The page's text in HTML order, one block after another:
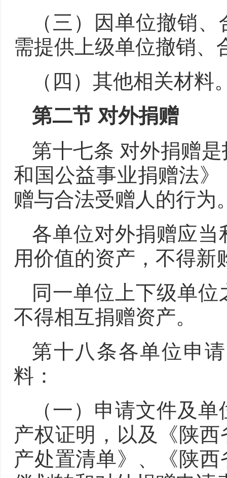
（三）因单位撤销
需提供上级单位撤销、
（四）其他相关材料
第二节 对外捐赠
第十七条 对外捐赠
和国公益事业捐赠法
赠与合法受赠人的行为
各单位对外捐赠应
用价值的资产，不得新
同一单位上下级单
不得相互捐赠资产。
第十八条各单位申
料：
（一）申请文件及
产权证明，以及《陕
产处置清单》、《陕